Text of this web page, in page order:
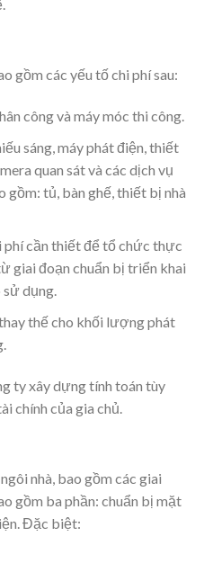
gồm các yếu tố chi phí sau:
công và máy móc thi công.
sáng, máy phát điện, thiết
quan sát và các dịch vụ
gồm: tủ, bàn ghế, thiết bị nhà
phí cần thiết để tổ chức thực
giai đoạn chuẩn bị triển khai
sử dụng.
thế cho khối lượng phát
ty xây dựng tính toán tùy
chính của gia chủ.
nhà, bao gồm các giai
gồm ba phần: chuẩn bị mặt
Đặc biệt: